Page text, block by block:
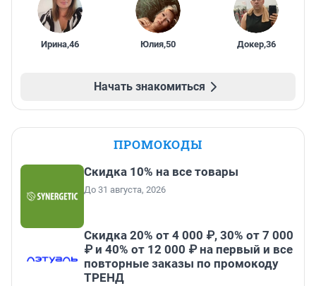
Ирина,46 Юлия,50 Докер,36
Начать знакомиться
ПРОМОКОДЫ
Скидка 10% на все товары
До 31 августа, 2026
Скидка 20% от 4 000 ₽, 30% от 7 000
₽ и 40% от 12 000 ₽ на первый и все
повторные заказы по промокоду
ТРЕНД